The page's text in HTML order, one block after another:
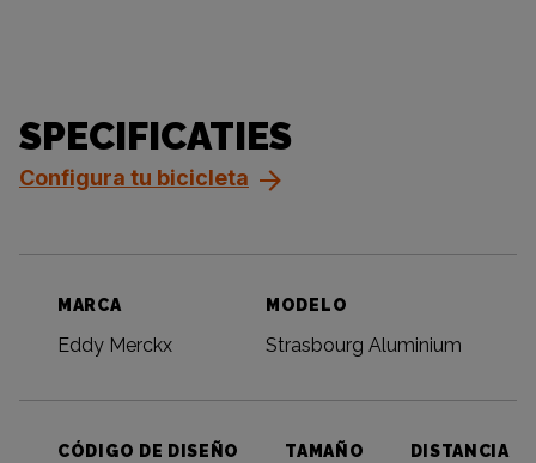
SPECIFICATIES
Configura tu bicicleta
MARCA
Eddy Merckx
MODELO
Strasbourg Aluminium
CÓDIGO DE DISEÑO TAMAÑO DISTANCIA